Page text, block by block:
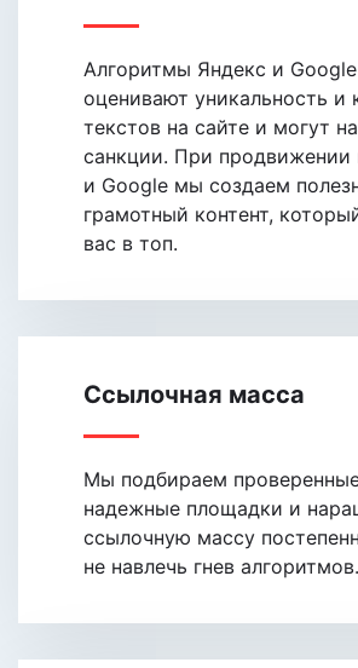
Алгоритмы Яндекс и Google
оценивают уникальность и
текстов на сайте и могут
санкции. При продвижении
и Google мы создаем
грамотный контент,
вас в топ.
Ссылочная масса
Мы подбираем
надежные площадки и
ссылочную массу
не навлечь гнев алгоритмов.